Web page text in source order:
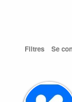
Filtres Se